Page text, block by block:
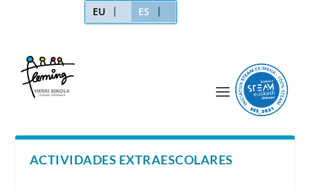
EU ES
ACTIVIDADES EXTRAESCOLARES